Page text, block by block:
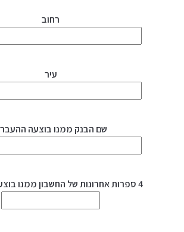
רחוב
עיר
שם הבנק ממנו בוצעה
4 ספרות אחרונות של החשבון ממנו בוצעה ההעברה